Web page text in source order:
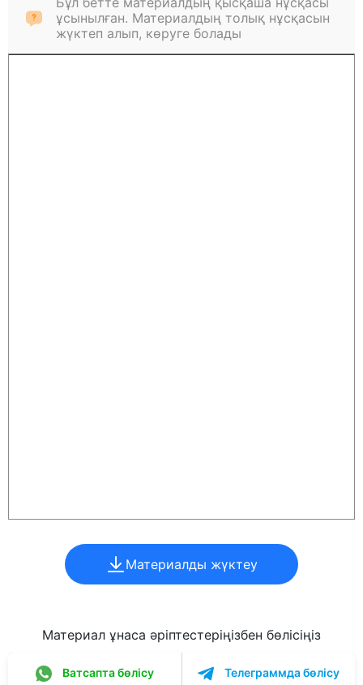
ұсынылған. Материалдың толық нұсқасын
жүктеп алып, көруге болады
Материалды жүктеу
Материал ұнаса әріптестеріңізбен бөлісіңіз
Ватсапта бөлісу Телеграммда бөлісу